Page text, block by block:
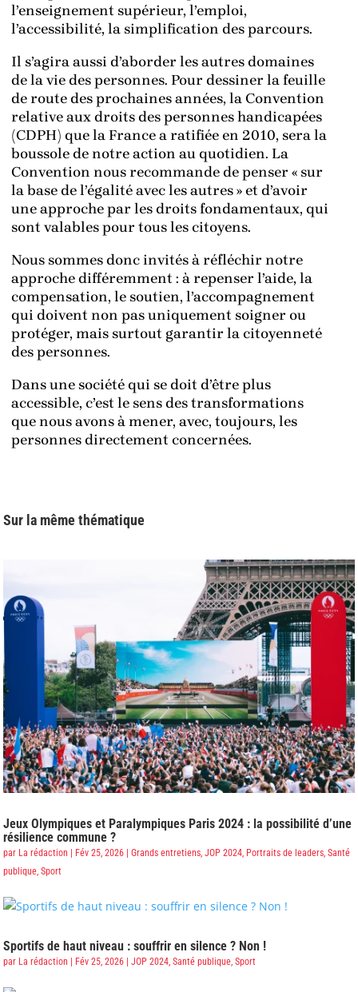
l’enseignement supérieur, l’emploi,
l’accessibilité, la simplification des parcours.
Il s’agira aussi d’aborder les autres domaines
de la vie des personnes. Pour dessiner la feuille
de route des prochaines années, la Convention
relative aux droits des personnes handicapées
(CDPH) que la France a ratifiée en 2010, sera la
boussole de notre action au quotidien. La
Convention nous recommande de penser « sur
la base de l’égalité avec les autres » et d’avoir
une approche par les droits fondamentaux, qui
sont valables pour tous les citoyens.
Nous sommes donc invités à réfléchir notre
approche différemment : à repenser l’aide, la
compensation, le soutien, l’accompagnement
qui doivent non pas uniquement soigner ou
protéger, mais surtout garantir la citoyenneté
des personnes.
Dans une société qui se doit d’être plus
accessible, c’est le sens des transformations
que nous avons à mener, avec, toujours, les
personnes directement concernées.
Sur la même thématique
Jeux Olympiques et Paralympiques Paris 2024 : la possibilité d’une
résilience commune ?
par La rédaction | Fév 25, 2026 |Grands entretiens ,JOP 2024 Portraits de leaders ,Santé
publique ,Sport
Sportifs de haut niveau : souffrir en silence ? Non !
par La rédaction | Fév 25, 2026 |JOP 2024 ,Santé publique ,Sport